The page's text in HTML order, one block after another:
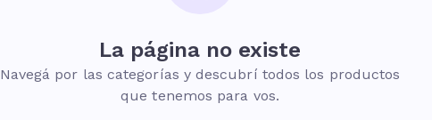
La página no existe
Navegá por las categorías y descubrí todos los productos
que tenemos para vos.